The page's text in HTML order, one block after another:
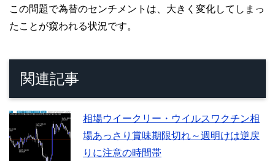
この問題で為替のセンチメントは、大きく変化してしまっ
たことが窺われる状況です。
関連記事
相場ウイークリー・ウイルスワクチン相
場あっさり賞味期限切れ～週明けは逆戻
りに注意の時間帯